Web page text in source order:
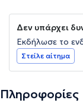
Δεν υπάρχει
Εκδήλωσε το
Στείλε αίτημα
Πληροφορίες